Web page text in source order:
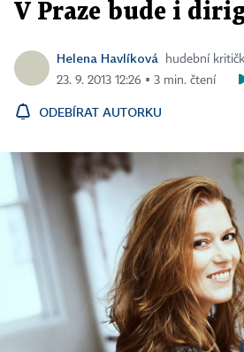
V Praze bude i
Helena Havlíková
hudební
23. 9. 2013 12:26 ▪ 3 min. čtení
ODEBÍRAT AUTORKU